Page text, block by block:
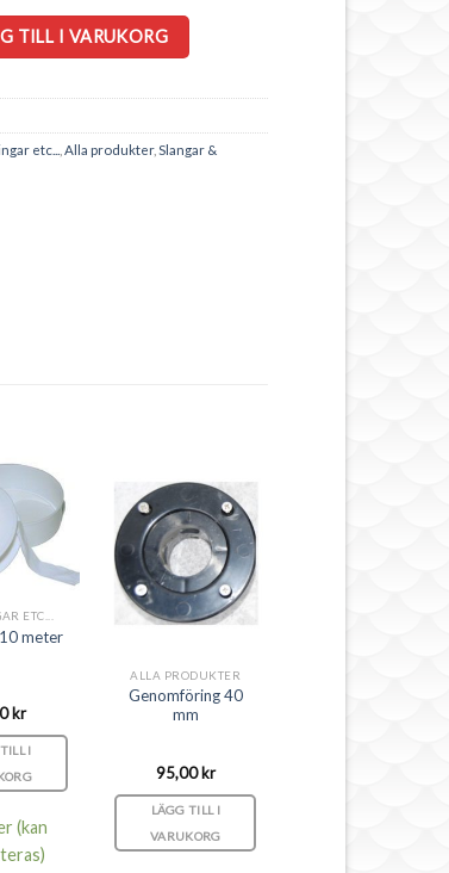
TILL I VARUKORG
etc... Alla produkter, Slangar &
ETC...
meter
kr
I
(kan
ALLA PRODUKTER
Genomföring 40
mm
95,00kr
LÄGG TILL I
VARUKORG